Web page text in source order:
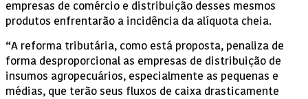
empresas de comércio e distribuição desses mesmos
produtos enfrentarão a incidência da alíquota cheia.
“A reforma tributária, como está proposta, penaliza de
forma desproporcional as empresas de distribuição de
insumos agropecuários, especialmente as pequenas e
médias, que terão seus fluxos de caixa drasticamente